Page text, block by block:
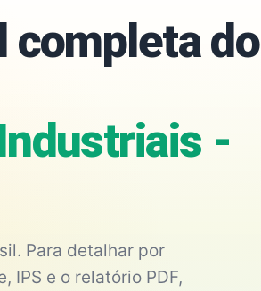
completa do
-
Para detalhar por
IPS e o relatório PDF,